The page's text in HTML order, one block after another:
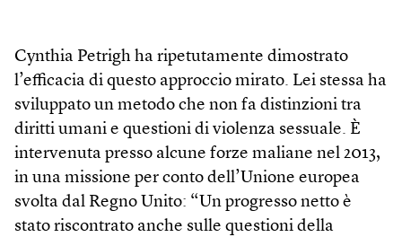
Cynthia Petrigh ha ripetutamente dimostrato
l’efficacia di questo approccio mirato. Lei stessa ha
sviluppato un metodo che non fa distinzioni tra
diritti umani e questioni di violenza sessuale. È
intervenuta presso alcune forze maliane nel 2013,
in una missione per conto dell’Unione europea
svolta dal Regno Unito: “Un progresso netto è
stato riscontrato anche sulle questioni della